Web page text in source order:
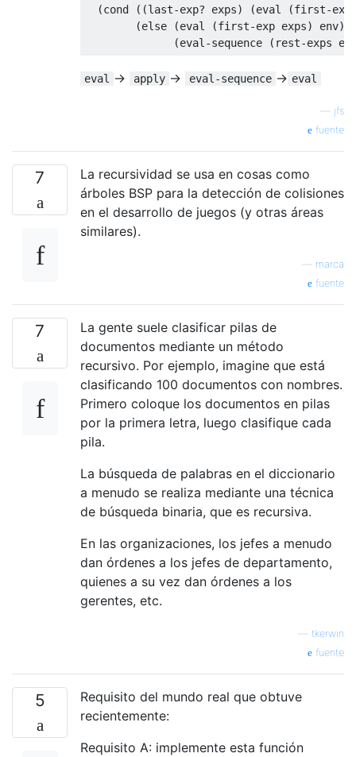
(cond ((last-exp? exps) (eval (first-exp
        (else (eval (first-exp exps) env)
eval -> apply -> eval-sequence -> eval
jfs
fuente
7
La recursividad se usa en cosas como
árboles BSP para la detección de colisiones
en el desarrollo de juegos (y otras áreas
similares).
marca
fuente
7
La gente suele clasificar pilas de
documentos mediante un método
recursivo. Por ejemplo, imagine que está
clasificando 100 documentos con nombres.
Primero coloque los documentos en pilas
por la primera letra, luego clasifique cada
pila.
La búsqueda de palabras en el diccionario
a menudo se realiza mediante una técnica
de búsqueda binaria, que es recursiva.
En las organizaciones, los jefes a menudo
dan órdenes a los jefes de departamento,
quienes a su vez dan órdenes a los
gerentes, etc.
tkerwin
fuente
5
Requisito del mundo real que obtuve
recientemente:
Requisito A: implemente esta función